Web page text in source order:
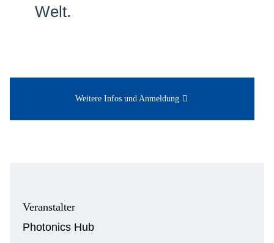
Welt.
Weitere Infos und Anmeldung
Veranstalter
Photonics Hub